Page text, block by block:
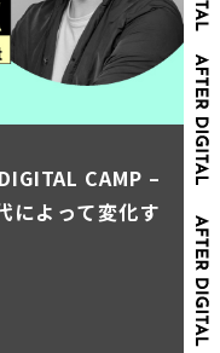
CAMP –
によって変化す